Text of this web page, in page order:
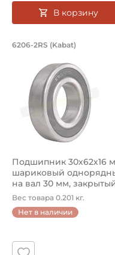
В корзину
Подшипник
6206-2RS (Kabat)
Подшипник 30х62х16
шариковый
на вал 30 мм,
Арт...
Вес товара 0.201 кг.
Нет в наличии